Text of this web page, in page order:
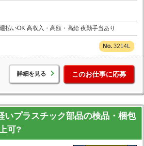
払いOK 高収入・高額・高給 夜勤手当あり
3214L
詳細を見る このお仕事に応募
プラスチック部品の検品・梱包
可?